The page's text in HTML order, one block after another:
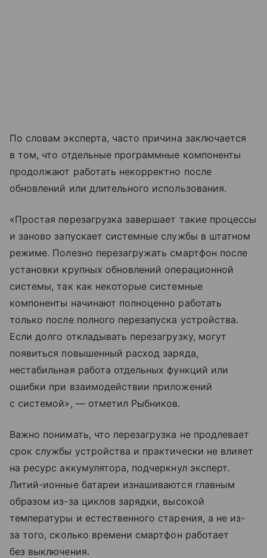
По словам эксперта, часто причина заключается
в том, что отдельные программные компоненты
продолжают работать некорректно после
обновлений или длительного использования.
«Простая перезагрузка завершает такие процессы
и заново запускает системные службы в штатном
режиме. Полезно перезагружать смартфон после
установки крупных обновлений операционной
системы, так как некоторые системные
компоненты начинают полноценно работать
только после полного перезапуска устройства.
Если долго откладывать перезагрузку, могут
появиться повышенный расход заряда,
нестабильная работа отдельных функций или
ошибки при взаимодействии приложений
с системой», — отметил Рыбников.
Важно понимать, что перезагрузка не продлевает
срок службы устройства и практически не влияет
на ресурс аккумулятора, подчеркнул эксперт.
Литий-ионные батареи изнашиваются главным
образом из-за циклов зарядки, высокой
температуры и естественного старения, а не из-
за того, сколько времени смартфон работает
без выключения.